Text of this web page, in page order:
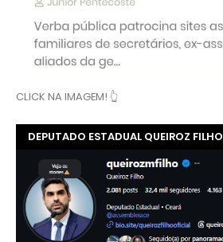
CLICK NA IMAGEM! 👆
DEPUTADO ESTADUAL QUEIROZ FILHO